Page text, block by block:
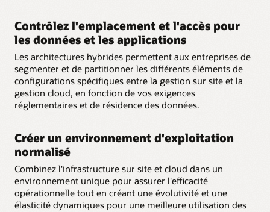
Contrôlez l'emplacement et l'accès pour
les données et les applications
Les architectures hybrides permettent aux entreprises de
segmenter et de partitionner les différents éléments de
configurations spécifiques entre la gestion sur site et la
gestion cloud, en fonction de vos exigences
réglementaires et de résidence des données.
Créer un environnement d'exploitation
normalisé
Combinez l'infrastructure sur site et cloud dans un
environnement unique pour assurer l'efficacité
opérationnelle tout en créant une évolutivité et une
élasticité dynamiques pour une meilleure utilisation des